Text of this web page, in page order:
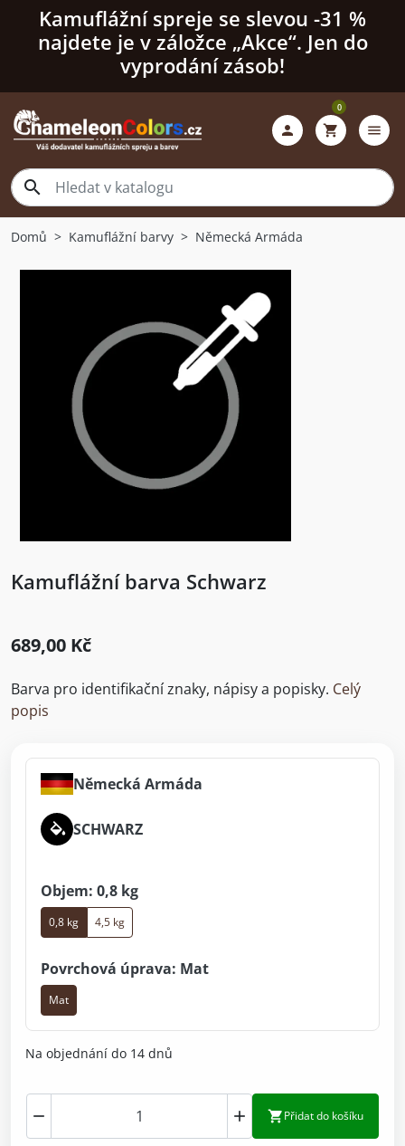
Kamuflážní spreje se slevou -31 %
najdete je v záložce „Akce“. Jen do
vyprodání zásob!

 shopping_cart
0
menu
Domů Kamuflážní barvy Německá Armáda
Kamuflážní barva Schwarz
689,00 Kč
Barva pro identifikační znaky, nápisy a popisky. Celý
popis
Německá Armáda
SCHWARZ
Objem: 0,8 kg
0,8 kg 4,5 kg
Povrchová úprava: Mat
Mat
Na objednání do 14 dnů
  Přidat do košíku